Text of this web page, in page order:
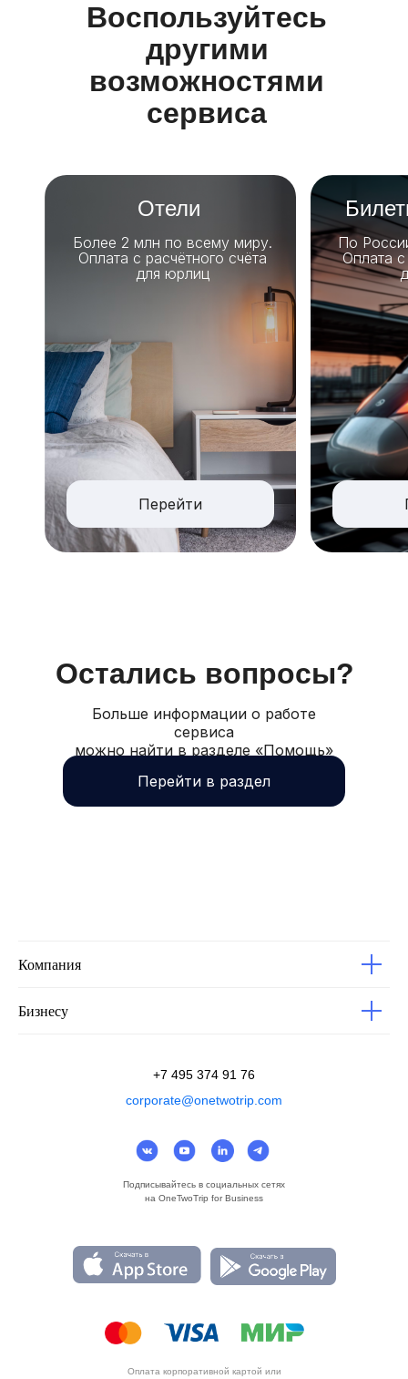
Воспользуйтесь
другими
возможностями
сервиса
По
Оплата с
Перейти
Более 2 млн по всему миру.
Оплата с расчётного счёта
для юрлиц
Отели
Больше информации о работе
сервиса
можно найти в разделе «Помощь»
Остались вопросы?
Перейти в раздел
Компания
Бизнесу
+7 495 374 91 76
corporate@onetwotrip.com
Подписывайтесь в социальных сетях
на OneTwoTrip for Business
Оплата корпоративной картой или